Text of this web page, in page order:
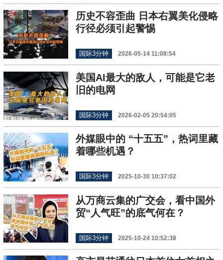
历史不容歪曲 日本右翼美化侵略
行径必须引起警惕
国际3分钟 2026-05-14 11:08:54
美国AI最大的敌人，可能是它老
旧的电网
国际3分钟 2026-02-05 20:54:05
外媒眼中的 “十五五”，热词里藏
着哪些机遇？
国际3分钟 2025-10-30 10:37:02
从万商云集的广交会，看中国外
贸“人气旺”的底气何在？
国际3分钟 2025-10-24 10:52:38